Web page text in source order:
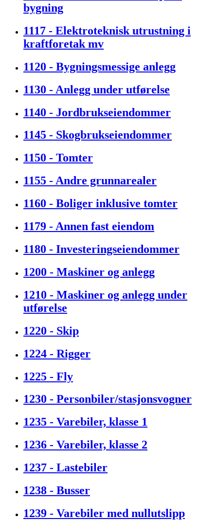
bygning
1117 - Elektroteknisk utrustning i
kraftforetak mv
1120 - Bygningsmessige anlegg
1130 - Anlegg under utførelse
1140 - Jordbrukseiendommer
1145 - Skogbrukseiendommer
1150 - Tomter
1155 - Andre grunnarealer
1160 - Boliger inklusive tomter
1179 - Annen fast eiendom
1180 - Investeringseiendommer
1200 - Maskiner og anlegg
1210 - Maskiner og anlegg under
utførelse
1220 - Skip
1224 - Rigger
1225 - Fly
1230 - Personbiler/stasjonsvogner
1235 - Varebiler, klasse 1
1236 - Varebiler, klasse 2
1237 - Lastebiler
1238 - Busser
1239 - Varebiler med nullutslipp